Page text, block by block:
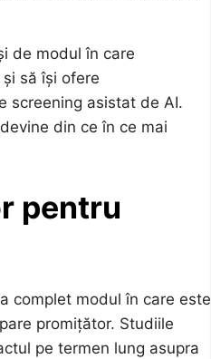
de modul în care
să își ofere
screening asistat de AI.
din ce în ce mai
pentru
complet modul în care este
promițător. Studiile
pe termen lung asupra